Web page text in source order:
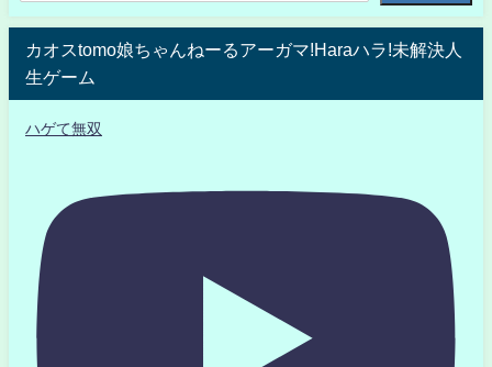
カオスtomo娘ちゃんねーるアーガマ!Haraハラ!未解決人
生ゲーム
ハゲて無双